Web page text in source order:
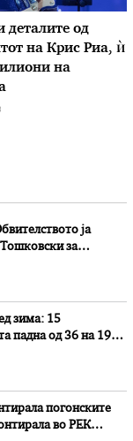
деталите од
на Крис Риа, ѝ
на
ја
за
зима: 15
падна од 36 на 19
погонските
во РЕК